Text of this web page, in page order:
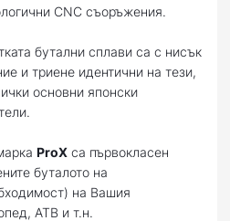
CNC съоръжения.
бутални сплави са с нисък
и триене идентични на тези,
основни японски
ProX са първокласен
буталото на
на Вашия
АТВ и т.н.